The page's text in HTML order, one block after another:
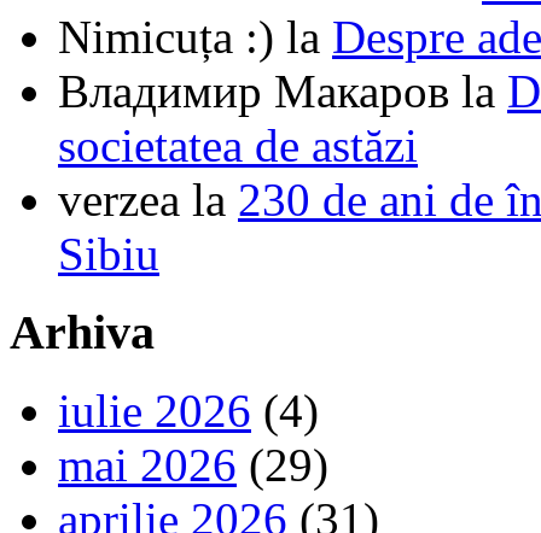
Nimicuța :) la Despre
Владимир Макаров la
societatea de astăzi
verzea la 230 de ani de
Sibiu
Arhiva
iulie 2026 (4)
mai 2026 (29)
aprilie 2026 (31)